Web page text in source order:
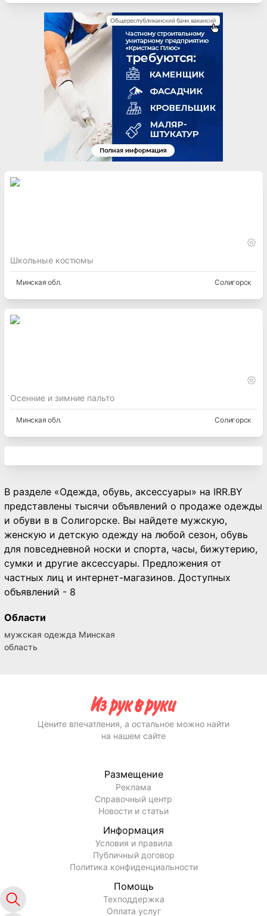
Школьные костюмы
Минская обл. Солигорск
Осенние и зимние пальто
Минская обл. Солигорск
В разделе «Одежда, обувь, аксессуары» на IRR.BY
представлены тысячи объявлений о продаже одежды
и обуви в в Солигорске. Вы найдете мужскую,
женскую и детскую одежду на любой сезон, обувь
для повседневной носки и спорта, часы, бижутерию,
сумки и другие аксессуары. Предложения от
частных лиц и интернет-магазинов. Доступных
объявлений - 8
Области
мужская одежда Минская
область
Цените впечатления, а остальное можно найти
на нашем сайте
Размещение
Реклама
Справочный центр
Новости и статьи
Информация
Условия и правила
Публичный договор
Политика конфиденциальности
Помощь
Техподдержка
Оплата услуг